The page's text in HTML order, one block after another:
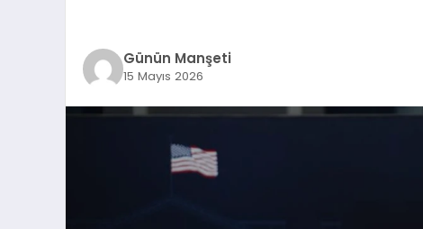
Günün Manşeti
15 Mayıs 2026